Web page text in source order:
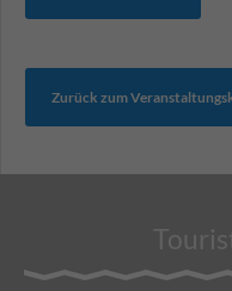
Zurück zum